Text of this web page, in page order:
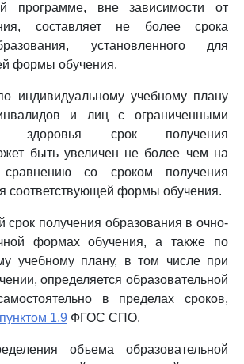
программе, вне зависимости от
составляет не более срока
установленного для
формы обучения.
индивидуальному учебному плану
и лиц с ограниченными
здоровья срок получения
быть увеличен не более чем на
со сроком получения
соответствующей формы обучения.
срок получения образования в очно-
формах обучения, а также по
учебному плану, в том числе при
определяется образовательной
в пределах сроков,
пунктом 1.9 ФГОС СПО.
объема образовательной